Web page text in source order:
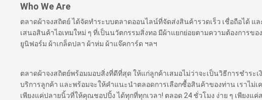
Who We Are
ตลาดผ้าจงสถิตย์ ได้จัดทำระบบตลาดออนไลน์ที่จัดส่งสินค้ารวดเร็ว เชื่อถือได้
เสนอสินค้าไอเทมใหม่ ๆ ที่เป็นนวัตกรรมสิ่งทอ มีผ้าแยกย่อยตามความต้องการข
ยูนิฟอร์ม ผ้าเกล็ดปลา ผ้าห่ม ผ้าแจ๊คการ์ด ฯลฯ
ตลาดผ้าจงสถิตย์พร้อมมอบสิ่งที่ดีที่สุด ให้แก่ลูกค้าเสมอไม่ว่าจะเป็นวิธีการชำร
บริการลูกค้า และพร้อมจะให้คำแนะนำตลอดการเลือกซื้อสินค้าของท่าน เราไ
เพียงแค่ปลายนิ้วที่ให้คุณชอปปิ้ง ได้ทุกที่ทุกเวลา! ตลอด 24 ชั่วโมง ง่าย ๆ เพียง